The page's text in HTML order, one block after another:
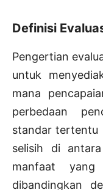
Definisi
Pengertian
untuk
mana
perbedaan
standar tertentu
selisih di
manfaat
dibandingkan